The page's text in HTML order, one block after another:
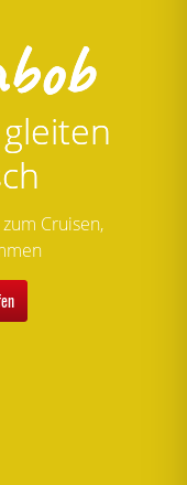
Cruisen,